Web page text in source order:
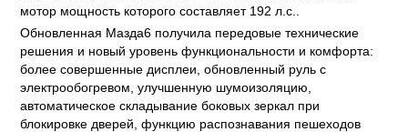
мотор мощность которого составляет 192 л.с..
Обновленная Мазда6 получила передовые технические
решения и новый уровень функциональности и комфорта:
более совершенные дисплеи, обновленный руль с
электрообогревом, улучшенную шумоизоляцию,
автоматическое складывание боковых зеркал при
блокировке дверей, функцию распознавания пешеходов